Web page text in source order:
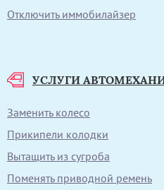
Отключить иммобилайзер
УСЛУГИ
Заменить колесо
Прикипели колодки
Вытащить из сугроба
Поменять приводной ремень